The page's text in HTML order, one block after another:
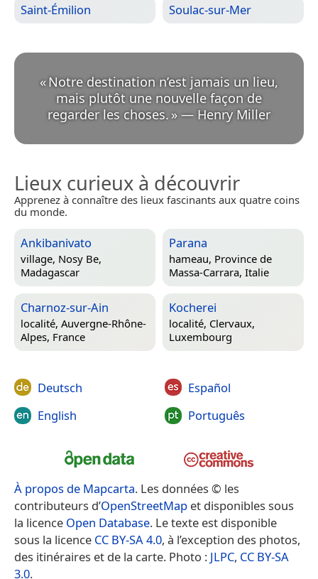
Saint-Émilion Soulac-sur-Mer
«Notre destination n’est jamais un lieu,
mais plutôt une nouvelle façon de
regarder les choses. » — Henry Miller
Lieux curieux à découvrir
Apprenez à connaître des lieux fascinants aux quatre coins
du monde.
Ankibanivato
village, Nosy Be,
Madagascar
Parana
hameau, Province de
Massa-Carrara, Italie
Charnoz-sur-Ain
localité, Auvergne-Rhône-
Alpes, France
Kocherei
localité, Clervaux,
Luxembourg
Deutsch
English
Español
Português
À propos de Mapcarta. Les données © les
contributeurs d’OpenStreetMap et disponibles sous
la licence Open Database. Le texte est disponible
sous la licence CC BY-SA 4.0, à l’exception des photos,
des itinéraires et de la carte. Photo : JLPC, CC BY-SA
3.0.